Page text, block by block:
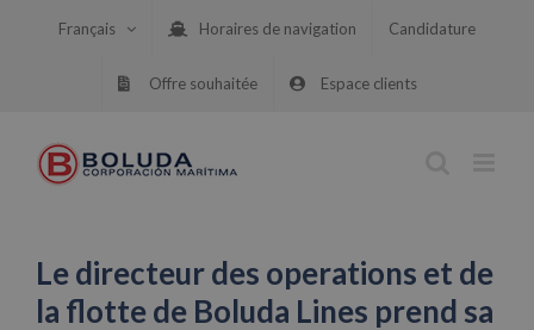
Français Horaires de navigation Candidature
Offre souhaitée Espace clients
Le directeur des operations et de
la flotte de Boluda Lines prend sa